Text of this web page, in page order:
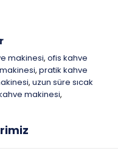
makinesi, ofis kahve
, pratik kahve
, uzun süre sıcak
makinesi,